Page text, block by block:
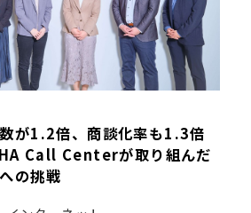
が1.2倍、商談化率も1.3倍
Call Centerが取り組んだ
の挑戦